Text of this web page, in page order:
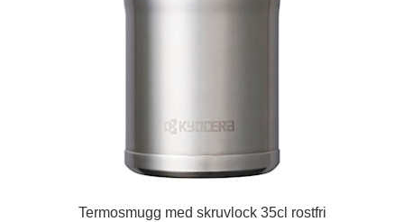
Termosmugg med skruvlock 35cl rostfri